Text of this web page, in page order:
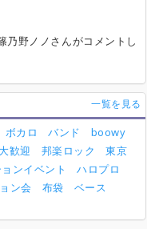
乃野ノノさんがコメントし
一覧を見る
ボカロ バンド
boowy
歓迎 邦楽ロック
東京
ンイベント
ハロプロ
ン会 布袋
ベース